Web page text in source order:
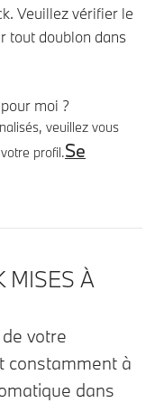
Veuillez vérifier le
tout doublon dans
moi ?
veuillez vous
profil.Se
MISES À
votre
constamment à
dans